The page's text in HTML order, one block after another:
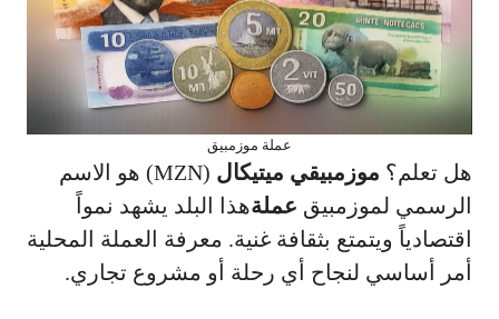
عملة موزمبيق
هل تعلم؟ موزمبيقي ميتيكال
(MZN) هو الاسم
الرسمي لموزمبيق عملةهذا البلد يشهد نمواً
اقتصادياً ويتمتع بثقافة غنية. معرفة العملة المحلية
أمر أساسي لنجاح أي رحلة أو مشروع تجاري.